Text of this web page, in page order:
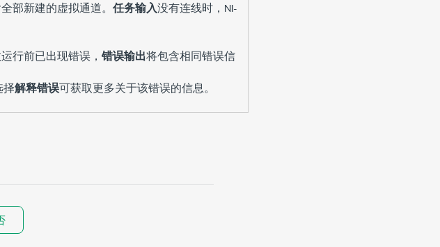
部新建的虚拟通道。 任务输入没有连线时，NI-
行前已出现错误， 错误输出将包含相同错误信
择解释错误可获取更多关于该错误的信息。